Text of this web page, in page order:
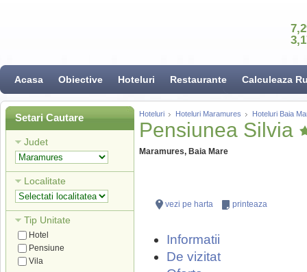
Acasa Obiective Hoteluri Restaurante Calculeaza
Setari Cautare
Judet
Localitate
Tip Unitate
Hotel
Pensiune
Vila
Hoteluri Hoteluri Maramures Hoteluri Baia
Pensiunea Silvia
Maramures, Baia Mare
vezi pe harta printeaza
Informatii
De vizitat